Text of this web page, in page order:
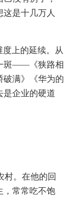
是十几万人
度上的延续。从
斑——《狭路相
破满》《华为的
是企业的硬道
村。在他的回
，常常吃不饱